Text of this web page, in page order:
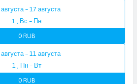
– 17 августа
1 , Вс – Пн
0 RUB
– 11 августа
1 , Пн – Вт
0 RUB